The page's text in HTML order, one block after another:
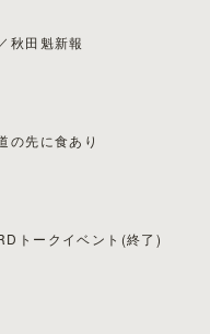
秋田魁新報
の先に食あり
トークイベント(終了)